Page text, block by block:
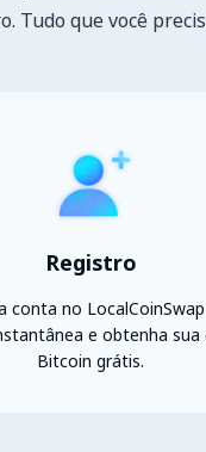
Tudo que você
Registro
conta no
e obtenha sua
Bitcoin grátis.